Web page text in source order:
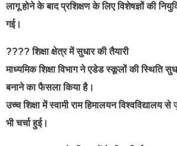
लागू होने के बाद प्रशिक्षण के लिए विशेषज्ञों की
गई।
???? शिक्षा क्षेत्र में सुधार की तैयारी
माध्यमिक शिक्षा विभाग ने एडेड स्कूलों की स्थिति
बनाने का फैसला किया है।
उच्च शिक्षा में स्वामी राम हिमालयन विश्वविद्यालय
भी चर्चा हुई।